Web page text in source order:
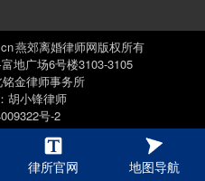
燕郊离婚律师网版权所有
地广场6号楼3103-3105
金律师事务所
胡小锋律师
号-2
律所官网 地图导航